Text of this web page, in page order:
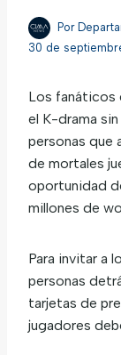
Por
30 de
Los fanáticos
el K-drama
personas que
de mortales
oportunidad
millones de
Para invitar a
personas
tarjetas de
jugadores